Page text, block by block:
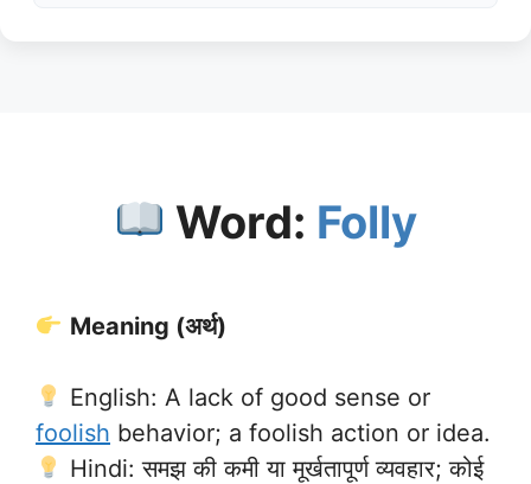
Word: Folly
Meaning (अर्थ)
English: A lack of good sense or
foolish behavior; a foolish action or idea.
Hindi: समझ की कमी या मूर्खतापूर्ण व्यवहार; कोई